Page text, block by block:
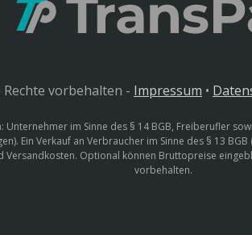
vorbehalten - Impressum •
im Sinne des § 14 BGB, Freiberufler
Ein Verkauf an Verbraucher im Sinne des § 13
Versandkosten. Optional können Bruttopreise
vorbehalten.